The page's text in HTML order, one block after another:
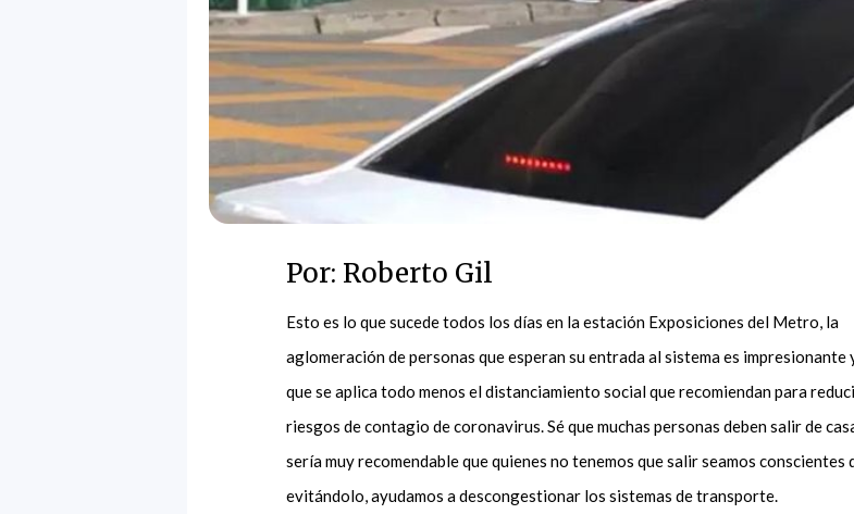
Por: Roberto Gil
Esto es lo que sucede todos los días en la estación Exposiciones del Metro, la
aglomeración de personas que esperan su entrada al sistema es impresionante
que se aplica todo menos el distanciamiento social que recomiendan para
riesgos de contagio de coronavirus. Sé que muchas personas deben salir de
sería muy recomendable que quienes no tenemos que salir seamos conscientes
evitándolo, ayudamos a descongestionar los sistemas de transporte.